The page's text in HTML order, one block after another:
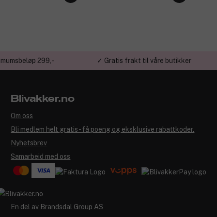
299,- ✓ Gratis frakt til våre butikker
Blivakker.no
Om oss
Bli medlem helt gratis - få poeng og eksklusive rabattkoder.
Nyhetsbrev
Samarbeid med oss
En del av Brandsdal Group AS